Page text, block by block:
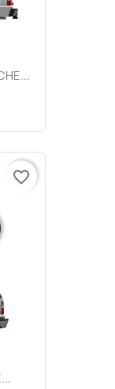
favorite_border